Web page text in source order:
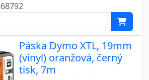
Páska Dymo XTL, 19mm
(vinyl) oranžová, černý
tisk, 7m